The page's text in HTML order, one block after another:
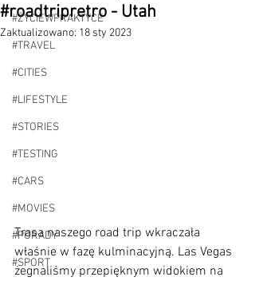
#ŻYCIEWPRAKTYCE
#TRAVEL
#CITIES
#LIFESTYLE
#STORIES
#TESTING
#CARS
#MOVIES
#PORADY
#SPORT
#roadtripretro - Utah
Zaktualizowano: 18 sty 2023
Trasa naszego road trip wkraczała
właśnie w fazę kulminacyjną. Las Vegas
żegnaliśmy przepięknym widokiem na